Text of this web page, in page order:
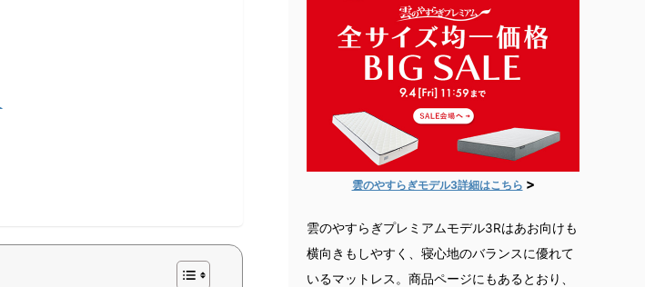
雲のやすらぎモデル3詳細はこちら >
雲のやすらぎプレミアムモデル3Rはあお向けも
横向きもしやすく、寝心地のバランスに優れて
いるマットレス。商品ページにもあるとおり、